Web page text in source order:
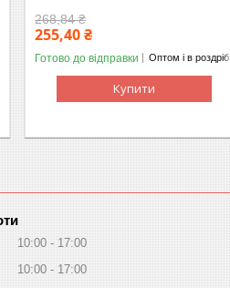
268,84 ₴
255,40 ₴
Готово до відправки Оптом і в роздріб
Купити
10:00
17:00
10:00 17:00